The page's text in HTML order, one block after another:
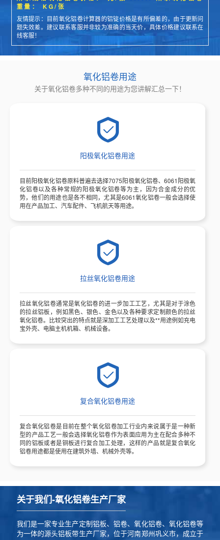
重量：
KG/张
友情提示：目前氧化铝卷计算器的铝锭价格是有所偏差的，由于更新问
题失效差。建议联系客服并非较为准确的当天价，具体价格建议联系在
线客服！
氧化铝卷用途
关于氧化铝卷多种不同的用途为您讲解汇总一下！
阳极氧化铝卷用途
目前阳极氧化铝卷原料普遍去选择7075阳极氧化铝卷、6061阳极氧
化铝卷以及各种常规的阳极氧化铝卷等为主，因为合金成分的优
势，他们的用途也是各不相同，尤其是6061氧化铝卷一般会选择使
用在产品加工、汽车配件、飞机航天等用途。
拉丝氧化铝卷用途
拉丝氧化铝卷通常是氧化铝卷的进一步加工工艺，尤其是对于涂色
的拉丝铝板，例如黑色、银色、金色以及各种要求定制颜色的拉丝
氧化铝卷。比较突出的特点就是深加工工艺处理以及**用途例如充电
宝外壳、电脑主机机箱、机械设备。
复合氧化铝卷用途
复合氧化铝卷是目前在整个氧化铝卷加工行业内来说属于是一种新
型的产品工艺一般会选择氧化铝卷作为表面应用为主在配合多种不
同的铝板或者是铜板进行复合加工处理，这样的产品就是复合氧化
铝卷用途都是使用在建筑外墙、机械外壳等。
关于我们-氧化铝卷生产厂家
我们是一家专业生产定制铝板、铝卷、氧化铝卷、氧化铝卷等
为一体的源头铝板带生产厂家，位于河南郑州巩义市，成立于